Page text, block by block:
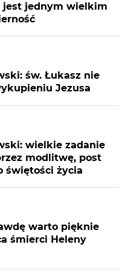
jest jednym wielkim
św. Łukasz nie
Jezusa
wielkie zadanie
modlitwę, post
świętości życia
warto pięknie
śmierci Heleny